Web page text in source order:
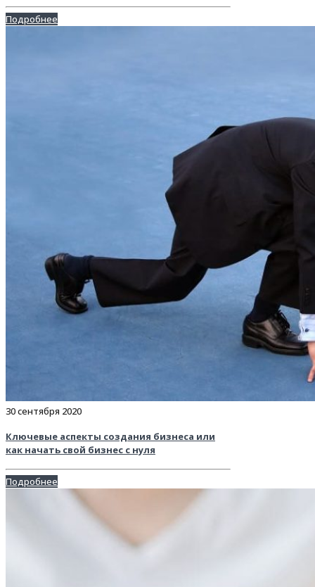
Подробнее
30 сентября 2020
Ключевые аспекты создания бизнеса или
как начать свой бизнес с нуля
Подробнее